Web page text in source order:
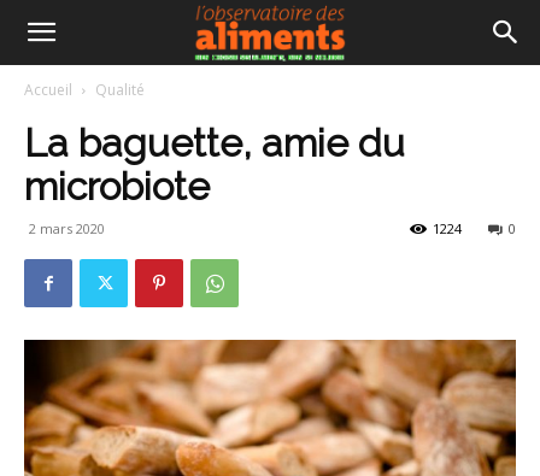
Accueil Qualité
La baguette, amie du
microbiote
2 mars 2020 0
1224